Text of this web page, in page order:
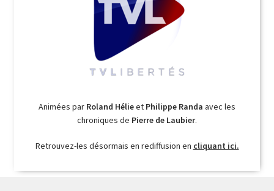
Animées par Roland Hélieet Philippe Randa avec les
chroniques de Pierre de Laubier.
Retrouvez-les désormais en rediffusion en cliquant ici.